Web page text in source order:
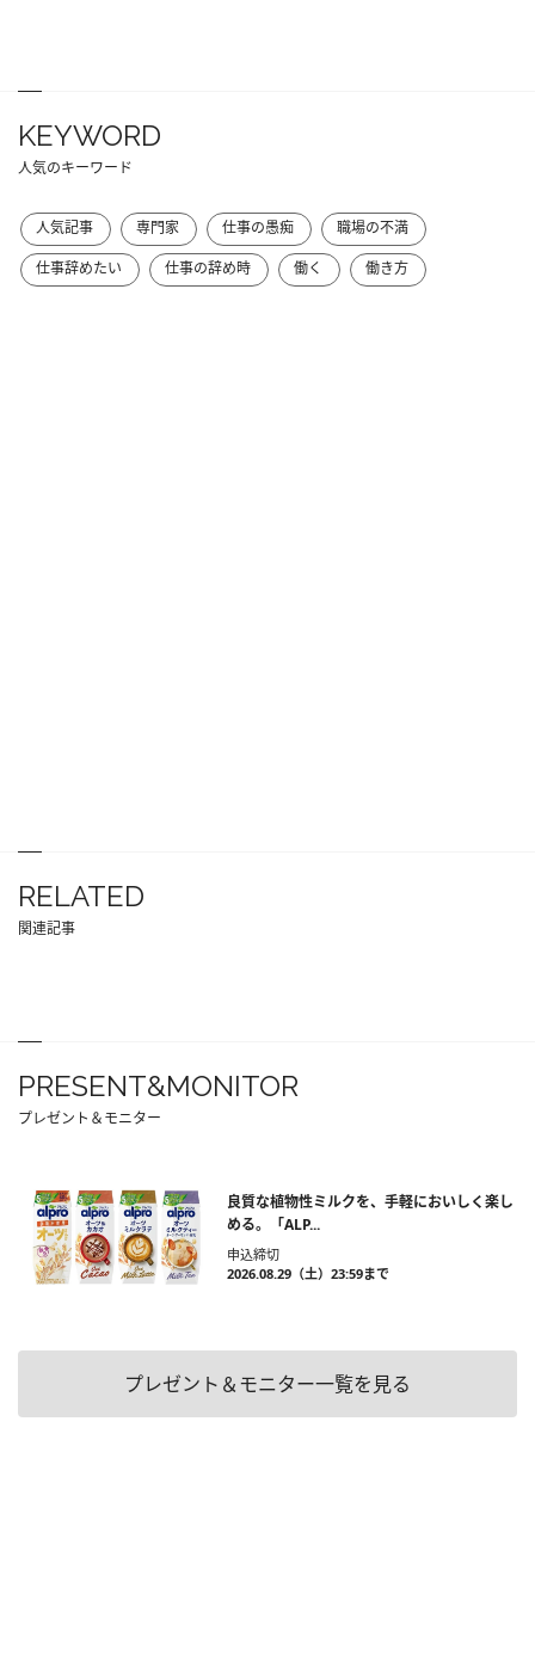
KEYWORD
人気のキーワード
人気記事 専門家 仕事の愚痴
職場の不満
仕事辞めたい
仕事の辞め時 働く 働き方
RELATED
関連記事
PRESENT&MONITOR
プレゼント＆モニター
良質な植物性ミルクを、手軽においしく楽し
める。「ALP...
申込締切
2026.08.29（土）23:59まで
プレゼント＆モニター一覧を見る